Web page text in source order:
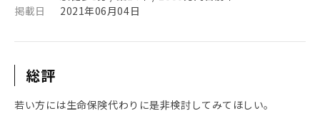
掲載日
2021年06月04日
総評
若い方には生命保険代わりに是非検討してみてほしい。